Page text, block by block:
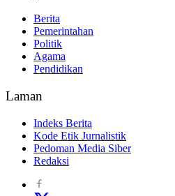
Berita
Pemerintahan
Politik
Agama
Pendidikan
Laman
Indeks Berita
Kode Etik Jurnalistik
Pedoman Media Siber
Redaksi